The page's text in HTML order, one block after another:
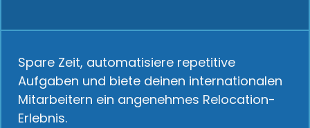
Spare Zeit, automatisiere repetitive
Aufgaben und biete deinen internationalen
Mitarbeitern ein angenehmes Relocation-
Erlebnis.